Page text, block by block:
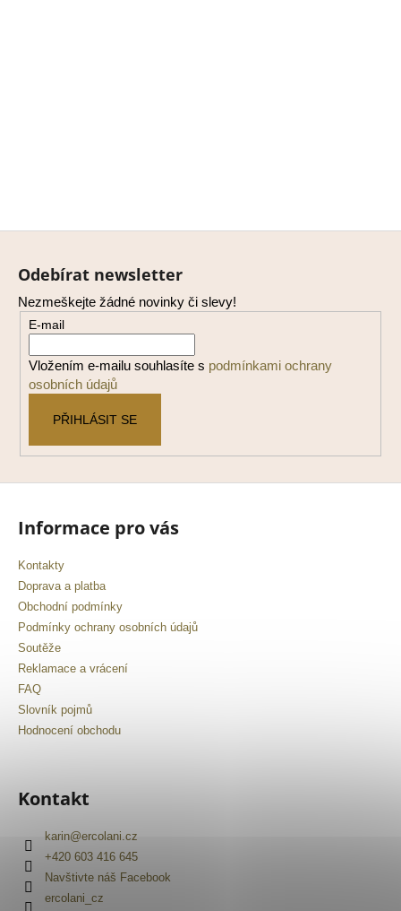
Odebírat newsletter
Nezmeškejte žádné novinky či slevy!
E-mail
Vložením e-mailu souhlasíte s podmínkami ochrany
osobních údajů
PŘIHLÁSIT SE
Informace pro vás
Kontakty
Doprava a platba
Obchodní podmínky
Podmínky ochrany osobních údajů
Soutěže
Reklamace a vrácení
FAQ
Slovník pojmů
Hodnocení obchodu
Kontakt
karin@ercolani.cz
+420 603 416 645
Navštivte náš Facebook
ercolani_cz